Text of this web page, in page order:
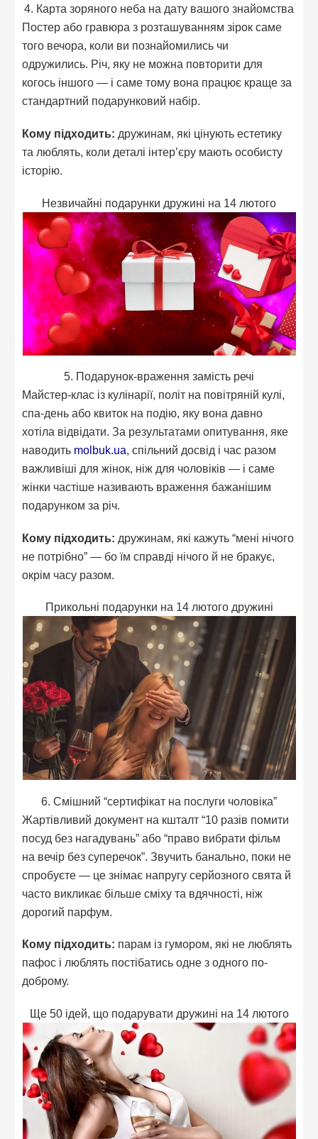
4. Карта зоряного неба на дату вашого знайомства
Постер або гравюра з розташуванням зірок саме
того вечора, коли ви познайомились чи
одружились. Річ, яку не можна повторити для
когось іншого — і саме тому вона працює краще за
стандартний подарунковий набір.
Кому підходить: дружинам, які цінують естетику
та люблять, коли деталі інтер’єру мають особисту
історію.
Незвичайні подарунки дружині на 14 лютого
5. Подарунок-враження замість речі
Майстер-клас із кулінарії, політ на повітряній кулі,
спа-день або квиток на подію, яку вона давно
хотіла відвідати. За результатами опитування, яке
наводить molbuk.ua, спільний досвід і час разом
важливіші для жінок, ніж для чоловіків — і саме
жінки частіше називають враження бажанішим
подарунком за річ.
Кому підходить: дружинам, які кажуть “мені нічого
не потрібно” — бо їм справді нічого й не бракує,
окрім часу разом.
Прикольні подарунки на 14 лютого дружині
6. Смішний “сертифікат на послуги чоловіка”
Жартівливий документ на кшталт “10 разів помити
посуд без нагадувань” або “право вибрати фільм
на вечір без суперечок”. Звучить банально, поки не
спробуєте — це знімає напругу серйозного свята й
часто викликає більше сміху та вдячності, ніж
дорогий парфум.
Кому підходить: парам із гумором, які не люблять
пафос і люблять постібатись одне з одного по-
доброму.
Ще 50 ідей, що подарувати дружині на 14 лютого